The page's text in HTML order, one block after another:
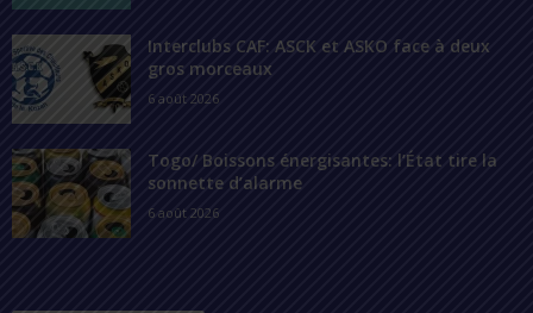
Interclubs CAF: ASCK et ASKO face à deux
gros morceaux
6 août 2026
Togo/ Boissons énergisantes: l’État tire la
sonnette d’alarme
6 août 2026